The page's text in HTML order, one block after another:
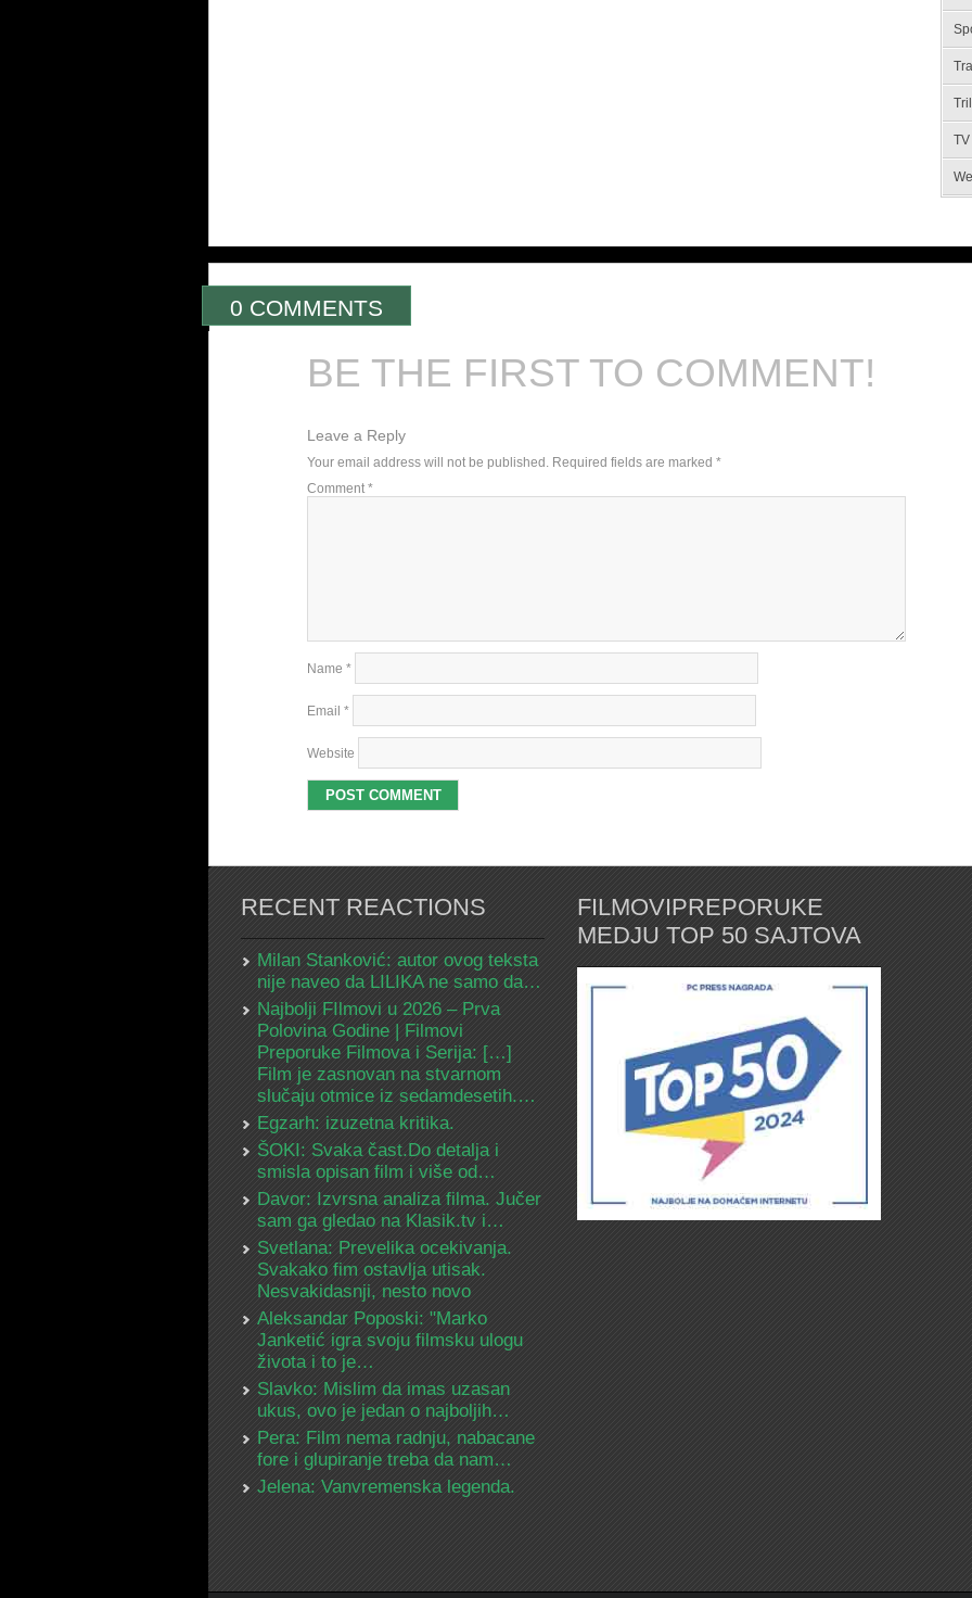
TV
0 COMMENTS
BE THE FIRST TO COMMENT!
Leave a Reply
Your email address will not be published. Required fields are marked *
Comment *
Name *
Email *
Website
RECENT REACTIONS
Milan Stanković: autor ovog teksta
nije naveo da LILIKA ne samo da…
Najbolji FIlmovi u 2026 – Prva
Polovina Godine | Filmovi
Preporuke Filmova i Serija: […]
Film je zasnovan na stvarnom
slučaju otmice iz sedamdesetih.…
Egzarh: izuzetna kritika.
ŠOKI: Svaka čast.Do detalja i
smisla opisan film i više od…
Davor: Izvrsna analiza filma. Jučer
sam ga gledao na Klasik.tv i…
Svetlana: Prevelika ocekivanja.
Svakako fim ostavlja utisak.
Nesvakidasnji, nesto novo
Aleksandar Poposki: "Marko
Janketić igra svoju filmsku ulogu
života i to je…
Slavko: Mislim da imas uzasan
ukus, ovo je jedan o najboljih…
Pera: Film nema radnju, nabacane
fore i glupiranje treba da nam…
Jelena: Vanvremenska legenda.
FILMOVIPREPORUKE
MEDJU TOP 50 SAJTOVA